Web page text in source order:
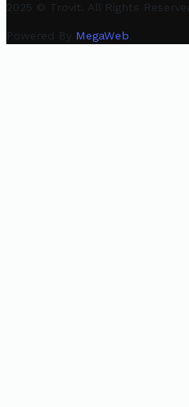
2025 © Trovit. All Rights
Powered By MegaWeb